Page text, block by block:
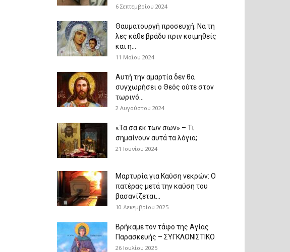
6 Σεπτεμβρίου 2024
Θαυματουργή προσευχή: Να τη
λες κάθε βράδυ πριν κοιμηθείς
και η...
11 Μαΐου 2024
Αυτή την αμαρτία δεν θα
συγχωρήσει ο Θεός ούτε στον
τωρινό...
2 Αυγούστου 2024
«Τα σα εκ των σων» – Τι
σημαίνουν αυτά τα λόγια;
21 Ιουνίου 2024
Μαρτυρία για Καύση νεκρών: Ο
πατέρας μετά την καύση του
βασανίζεται...
10 Δεκεμβρίου 2025
Βρήκαμε τον τάφο της Αγίας
Παρασκευής – ΣΥΓΚΛΟΝΙΣΤΙΚΟ
26 Ιουλίου 2025